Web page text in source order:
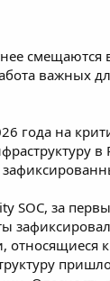
смещаются
важных
года на
в
SOC, за
относящиеся